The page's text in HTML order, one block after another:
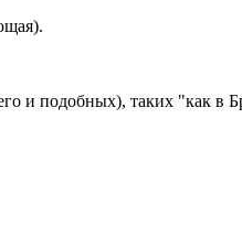
и подобных), таких "как